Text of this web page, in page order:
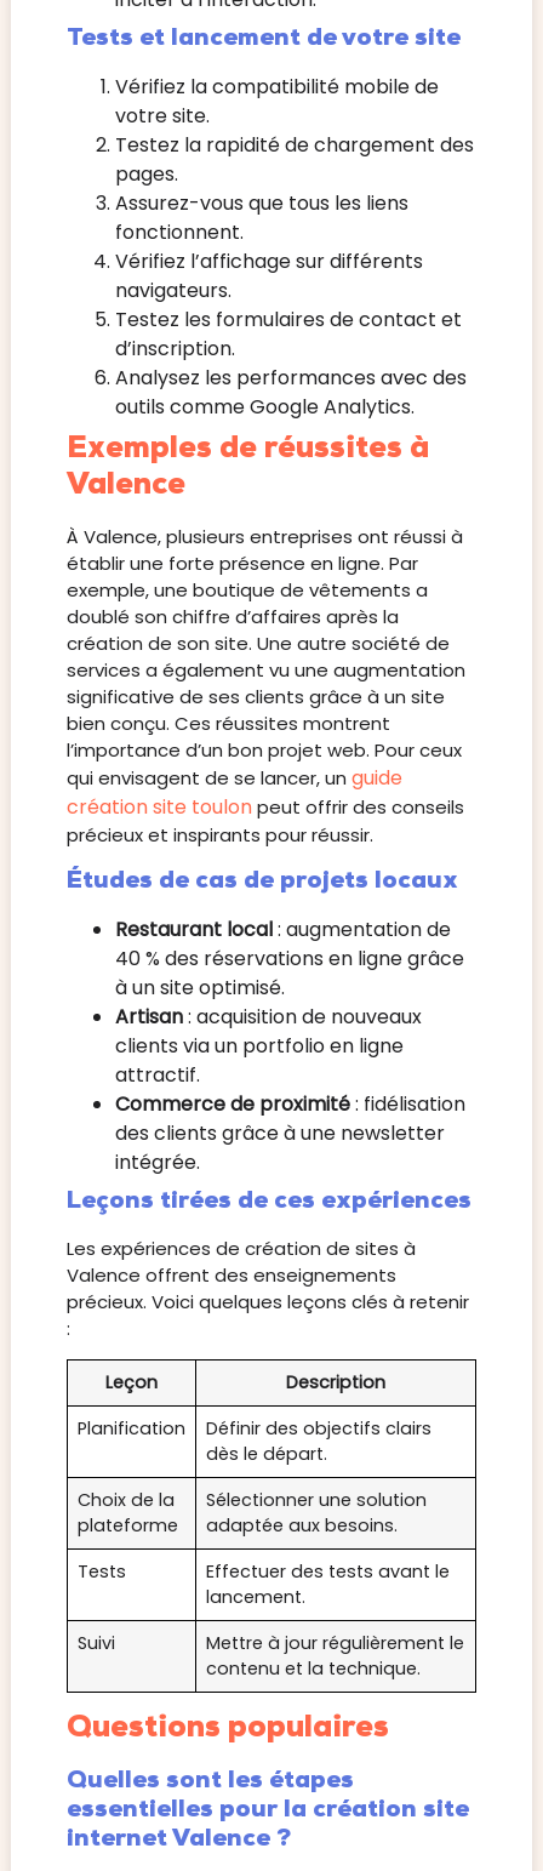
Tests et lancement de votre site
Vérifiez la compatibilité mobile de
votre site.
Testez la rapidité de chargement des
pages.
Assurez-vous que tous les liens
fonctionnent.
Vérifiez l’affichage sur différents
navigateurs.
Testez les formulaires de contact et
d’inscription.
Analysez les performances avec des
outils comme Google Analytics.
Exemples de réussites à
Valence
À Valence, plusieurs entreprises ont réussi à
établir une forte présence en ligne. Par
exemple, une boutique de vêtements a
doublé son chiffre d’affaires après la
création de son site. Une autre société de
services a également vu une augmentation
significative de ses clients grâce à un site
bien conçu. Ces réussites montrent
l’importance d’un bon projet web. Pour ceux
qui envisagent de se lancer, un guide
création site toulonpeut offrir des conseils
précieux et inspirants pour réussir.
Études de cas de projets locaux
Restaurant local: augmentation de
40 % des réservations en ligne grâce
à un site optimisé.
Artisan: acquisition de nouveaux
clients via un portfolio en ligne
attractif.
Commerce de proximité: fidélisation
des clients grâce à une newsletter
intégrée.
Leçons tirées de ces expériences
Les expériences de création de sites à
Valence offrent des enseignements
précieux. Voici quelques leçons clés à retenir
:
Leçon
Description
Planification
Définir des objectifs clairs
dès le départ.
Choix de la
plateforme
Sélectionner une solution
adaptée aux besoins.
Tests
Effectuer des tests avant le
lancement.
Suivi
Mettre à jour régulièrement le
contenu et la technique.
Questions populaires
Quelles sont les étapes
essentielles pour la création site
internet Valence ?